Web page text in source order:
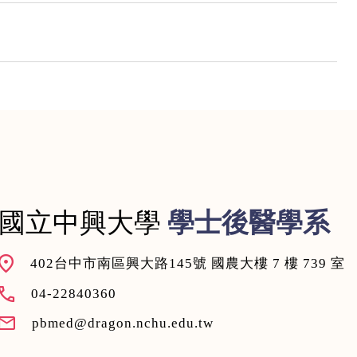
立中興大學 學士後醫學系
402台中市南區興大路145號 國農大樓 7 樓 739 室
04-22840360
pbmed@dragon.nchu.edu.tw